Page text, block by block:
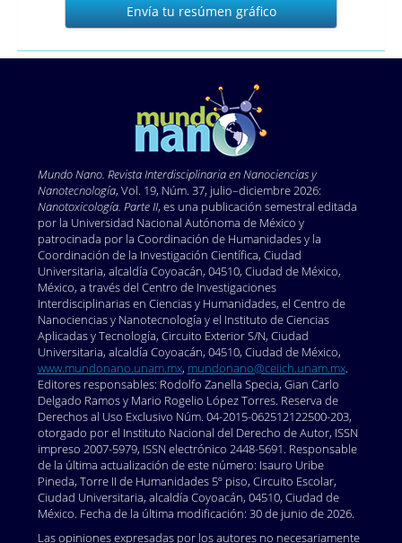
resúmen
gráfico
Envía tu resúmen gráfico
Mundo Nano. Revista Interdisciplinaria en Nanociencias y
Nanotecnología, Vol. 19, Núm. 37, julio–diciembre 2026:
Nanotoxicología. Parte II, es una publicación semestral editada
por la Universidad Nacional Autónoma de México y
patrocinada por la Coordinación de Humanidades y la
Coordinación de la Investigación Científica, Ciudad
Universitaria, alcaldía Coyoacán, 04510, Ciudad de México,
México, a través del Centro de Investigaciones
Interdisciplinarias en Ciencias y Humanidades, el Centro de
Nanociencias y Nanotecnología y el Instituto de Ciencias
Aplicadas y Tecnología, Circuito Exterior S/N, Ciudad
Universitaria, alcaldía Coyoacán, 04510, Ciudad de México,
www.mundonano.unam.mx, mundonano@ceiich.unam.mx.
Editores responsables: Rodolfo Zanella Specia, Gian Carlo
Delgado Ramos y Mario Rogelio López Torres. Reserva de
Derechos al Uso Exclusivo Núm. 04-2015-062512122500-203,
otorgado por el Instituto Nacional del Derecho de Autor, ISSN
impreso 2007-5979, ISSN electrónico 2448-5691. Responsable
de la última actualización de este número: Isauro Uribe
Pineda, Torre II de Humanidades 5º piso, Circuito Escolar,
Ciudad Universitaria, alcaldía Coyoacán, 04510, Ciudad de
México. Fecha de la última modificación: 30 de junio de 2026.
Las opiniones expresadas por los autores no necesariamente